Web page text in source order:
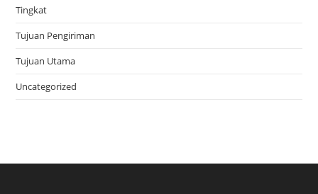
Tingkat
Tujuan Pengiriman
Tujuan Utama
Uncategorized